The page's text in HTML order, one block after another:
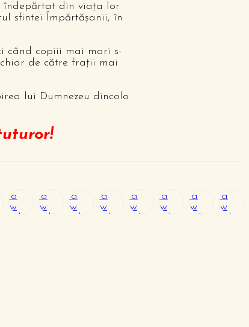
îndepărtat din viaţa lor
sfintei Împărtăşanii, în
când copiii mai mari s-
de către fraţii mai
lui Dumnezeu dincolo
in a
new
in a
new
in a
new
in a
new
in a
new
in a
new
in a
new
in a
new